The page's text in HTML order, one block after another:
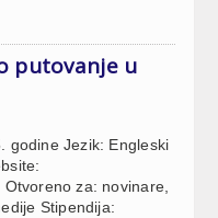
putovanje u
godine Jezik: Engleski
za: novinare,
Stipendija: